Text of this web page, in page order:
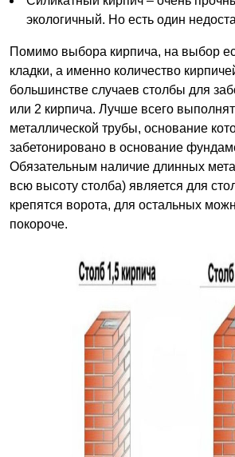
экологичный. Но есть один
Помимо выбора кирпича, на выбор
кладки, а именно количество
большинстве случаев столбы для
или 2 кирпича. Лучше всего
металлической трубы, основание
забетонировано в основание
Обязательным наличие длинных
всю высоту столба) является для
крепятся ворота, для остальных
покороче.